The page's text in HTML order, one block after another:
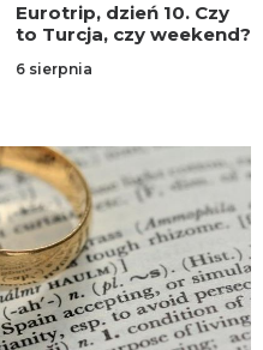
Czy
Eurotrip,
Włoska